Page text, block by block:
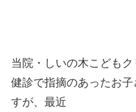
当院・しいの木こども
健診で指摘のあったお
すが、最近